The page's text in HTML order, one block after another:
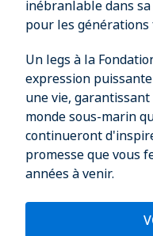
inébranlable dans
pour les
Un legs à la
expression
une vie,
monde sous-marin
continueront
promesse que vous
années à venir.